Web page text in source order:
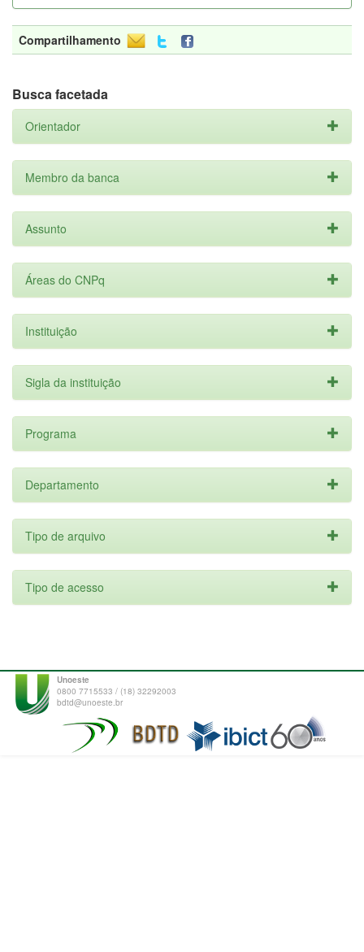
Compartilhamento
Busca facetada
Orientador
Membro da banca
Assunto
Áreas do CNPq
Instituição
Sigla da instituição
Programa
Departamento
Tipo de arquivo
Tipo de acesso
Unoeste
0800 7715533 / (18) 32292003
bdtd@unoeste.br